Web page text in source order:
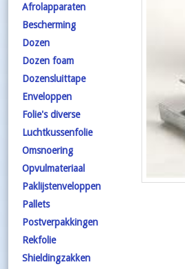
Afrolapparaten
Bescherming
Dozen
Dozen foam
Dozensluittape
Enveloppen
Folie's diverse
Luchtkussenfolie
Omsnoering
Opvulmateriaal
Paklijstenveloppen
Pallets
Postverpakkingen
Rekfolie
Shieldingzakken